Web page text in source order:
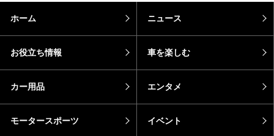
ホーム ニュース
お役立ち情報 車を楽しむ
カー用品 エンタメ
モータースポーツ イベント